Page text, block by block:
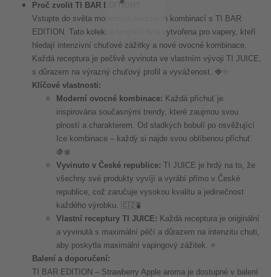
Proč zvolit TI BAR EDITION?
Vstupte do světa moderních ovocných kombinací s TI BAR
EDITION. Tato kolekce longfillů byla vytvořena pro vapery, kteří
hledají intenzivní chuťové zážitky a nové ovocné kombinace.
Každá receptura je pečlivě vyvinuta ve vlastním vývoji TI JUICE,
s důrazem na výrazný chuťový profil a vyváženost. 🍓✨
Klíčové vlastnosti:
Moderní ovocné kombinace: Každá příchuť je
inspirována současnými trendy, které zaujmou svou
plností a charakterem. Od sladkých bobulí po osvěžující
Ice kombinace – každý si najde svou oblíbenou příchuť.
🍇❄️
Vyvinuto v České republice: TI JUICE je hrdý na to, že
všechny své produkty vyvíjí a vyrábí přímo v České
republice, což zaručuje vysokou kvalitu a jedinečnost
každého výrobku. 🇨🇿🧪
Vlastní receptury TI JUICE: Každá receptura je originální
a vyvinutá s maximální péčí a důrazem na intenzitu chuti,
aby poskytla maximální vapingový zážitek. ⭐
Balení a doporučení:
TI BAR EDITION – Strawberry Apple aroma je dostupné v balení